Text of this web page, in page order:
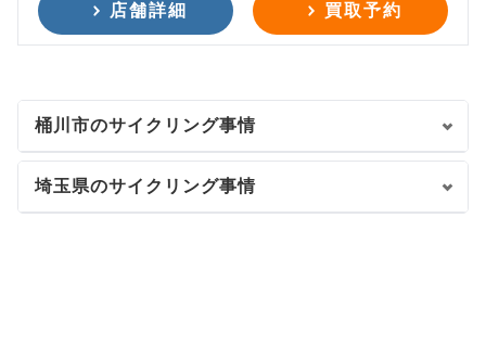
店舗詳細 買取予約
桶川市のサイクリング事情
埼玉県のサイクリング事情